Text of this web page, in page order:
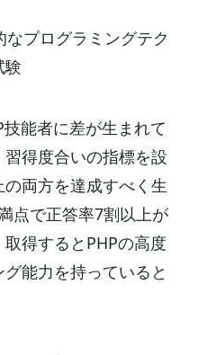
プログラミングテク
験
能者に差が生まれて
得度合いの指標を設
両方を達成すべく生
点で正答率7割以上が
得するとPHPの高度
能力を持っていると